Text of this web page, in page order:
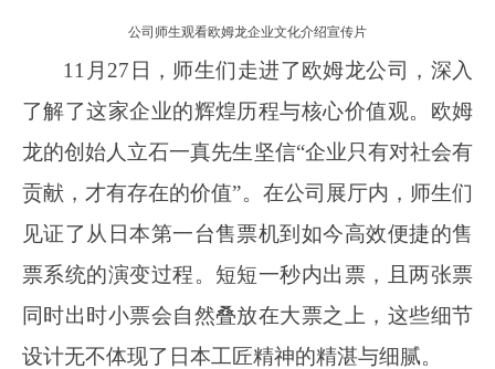
公司师生观看欧姆龙企业文化介绍宣传片
1 1 月27 日， 师生们走进了欧姆龙公司，深入
了解了这家企业的辉煌历程与核心价值观。欧姆
龙的创始人立石一真先生坚信“企业只有对社会有
贡献，才有存在的价值”。在公司展厅内，师生们
见证了从日本第一台售票机到如今高效便捷的售
票系统的演变过程。短短一秒内出票，且两张票
同时出时小票会自然叠放在大票之上，这些细节
设计无不体现了日本工匠精神的精湛与细腻。